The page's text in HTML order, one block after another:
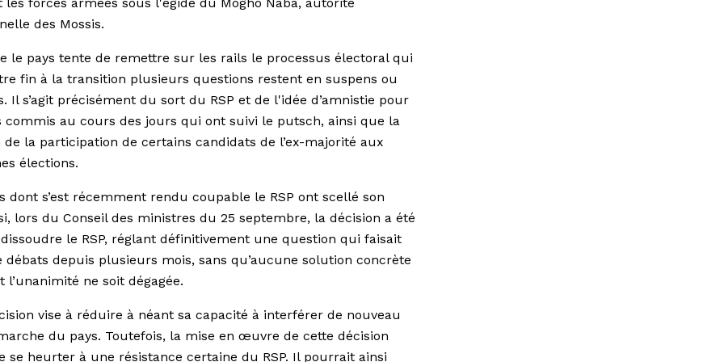
des Mossis.
le pays tente de remettre sur les rails le processus électoral qui
fin à la transition plusieurs questions restent en suspens ou
Il s’agit précisément du sort du RSP et de l'idée d’amnistie pour
commis au cours des jours qui ont suivi le putsch, ainsi que la
de la participation de certains candidats de l’ex-majorité aux
élections.
dont s’est récemment rendu coupable le RSP ont scellé son
lors du Conseil des ministres du 25 septembre, la décision a été
le RSP, réglant définitivement une question qui faisait
débats depuis plusieurs mois, sans qu’aucune solution concrète
l’unanimité ne soit dégagée.
vise à réduire à néant sa capacité à interférer de nouveau
du pays. Toutefois, la mise en œuvre de cette décision
se heurter à une résistance certaine du RSP. Il pourrait ainsi